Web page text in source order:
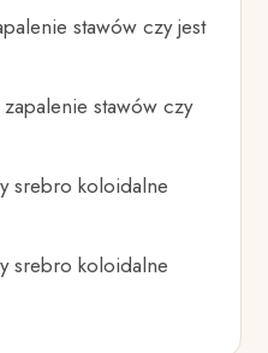
stawów czy jest
stawów czy
srebro koloidalne
srebro koloidalne